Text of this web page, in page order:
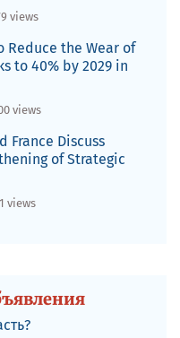
views
Reduce the Wear of
to 40% by 2029 in
views
France Discuss
of Strategic
views